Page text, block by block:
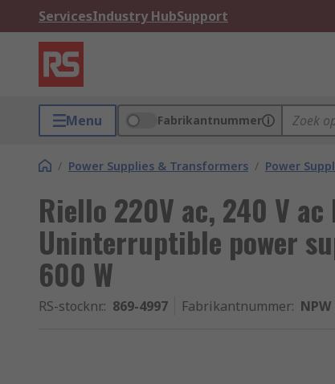
ServicesIndustry HubSupport
Menu Fabrikantnummer
/ Power Supplies & Transformers / Power
Riello 220V ac, 240 V
Uninterruptible power
600 W
RS-stocknr.: 869-4997 Fabrikantnummer: NPW